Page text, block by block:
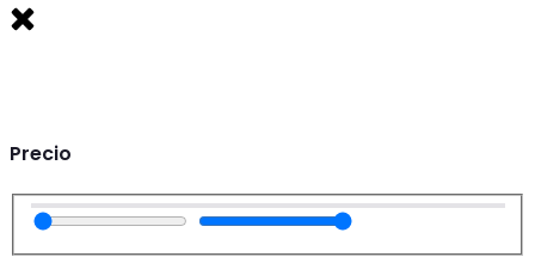
Precio